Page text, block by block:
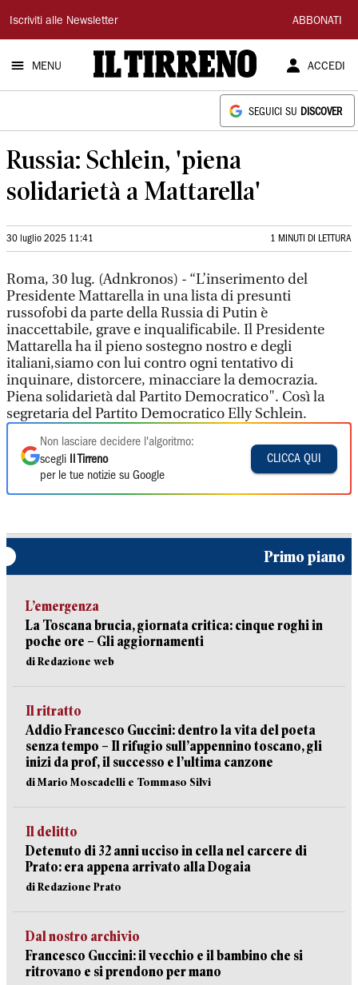
Il
Tirreno
Iscriviti alle Newsletter ABBONATI
MENU ACCEDI
SEGUICI SU DISCOVER
Russia: Schlein, 'piena
solidarietà a Mattarella'
30 luglio 2025 11:41 1 MINUTI DI LETTURA
Roma, 30 lug. (Adnkronos) - “L’inserimento del
Presidente Mattarella in una lista di presunti
russofobi da parte della Russia di Putin è
inaccettabile, grave e inqualificabile. Il Presidente
Mattarella ha il pieno sostegno nostro e degli
italiani,siamo con lui contro ogni tentativo di
inquinare, distorcere, minacciare la democrazia.
Piena solidarietà dal Partito Democratico". Così la
segretaria del Partito Democratico Elly Schlein.
Non lasciare decidere l'algoritmo:
scegli
Il Tirreno
per le tue notizie su Google
CLICCA QUI
Primo piano
L’emergenza
La Toscana brucia, giornata critica: cinque roghi in
poche ore – Gli aggiornamenti
di Redazione web
Il ritratto
Addio Francesco Guccini: dentro la vita del poeta
senza tempo – Il rifugio sull’appennino toscano, gli
inizi da prof, il successo e l’ultima canzone
di Mario Moscadelli e Tommaso Silvi
Il delitto
Detenuto di 32 anni ucciso in cella nel carcere di
Prato: era appena arrivato alla Dogaia
di Redazione Prato
Dal nostro archivio
Francesco Guccini: il vecchio e il bambino che si
ritrovano e si prendono per mano